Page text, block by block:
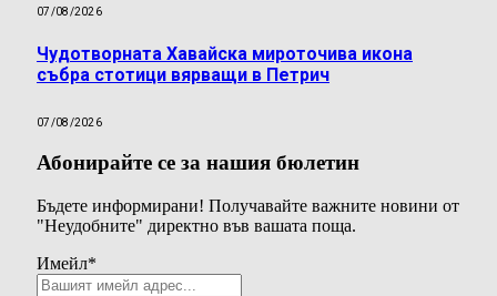
07/08/2026
Чудотворната Хавайска мироточива икона
събра стотици вярващи в Петрич
07/08/2026
Абонирайте се за нашия бюлетин
Бъдете информирани! Получавайте важните новини от
"Неудобните" директно във вашата поща.
Имейл*